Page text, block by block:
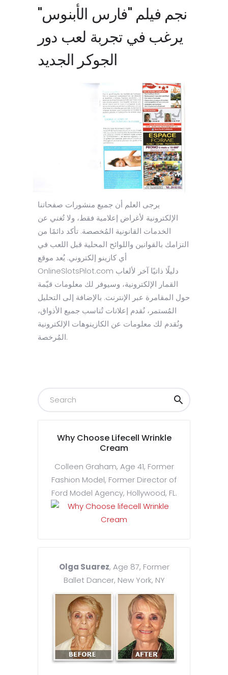
نجم فيلم "فارس الأبنوس"
يرغب في تجربة لعب دور
الجوكر الجديد
يرجى العلم أن جميع منشورات صفحاتنا
الإلكترونية لأغراض إعلامية فقط، ولا تُغني عن
الخدمات القانونية المُخصصة. تأكد دائمًا من
التزامك بالقوانين واللوائح المحلية قبل اللعب في
أي كازينو إلكتروني. يُعد موقع
OnlineSlotsPilot.com دليلًا ذاتيًا آخر لألعاب
القمار الإلكترونية، وسيوفر لك معلومات قيّمة
حول المقامرة عبر الإنترنت. بالإضافة إلى التحليل
المُستمر، نُقدم إعلانات تُناسب جميع الأذواق،
ونُقدم لك معلومات عن الكازينوهات الإلكترونية
المُرخصة.
Why Choose Lifecell Wrinkle
Cream
Colleen Graham, Age 41, Former
Fashion Model, Former Director of
Ford Model Agency, Hollywood, FL.
Olga Suarez, Age 87, Former
Ballet Dancer, New York, NY